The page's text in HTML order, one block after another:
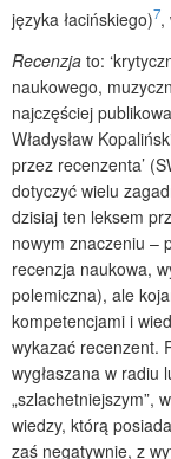
języka łacińskiego)7,
Recenzja to:
naukowego,
najczęściej
Władysław
przez recenzenta’
dotyczyć wielu
dzisiaj ten leksem
nowym znaczeniu –
recenzja naukowa,
polemiczna), ale
kompetencjami i
wykazać recenzent.
wygłaszana w radiu
„szlachetniejszym”,
wiedzy, którą
zaś negatywnie, z